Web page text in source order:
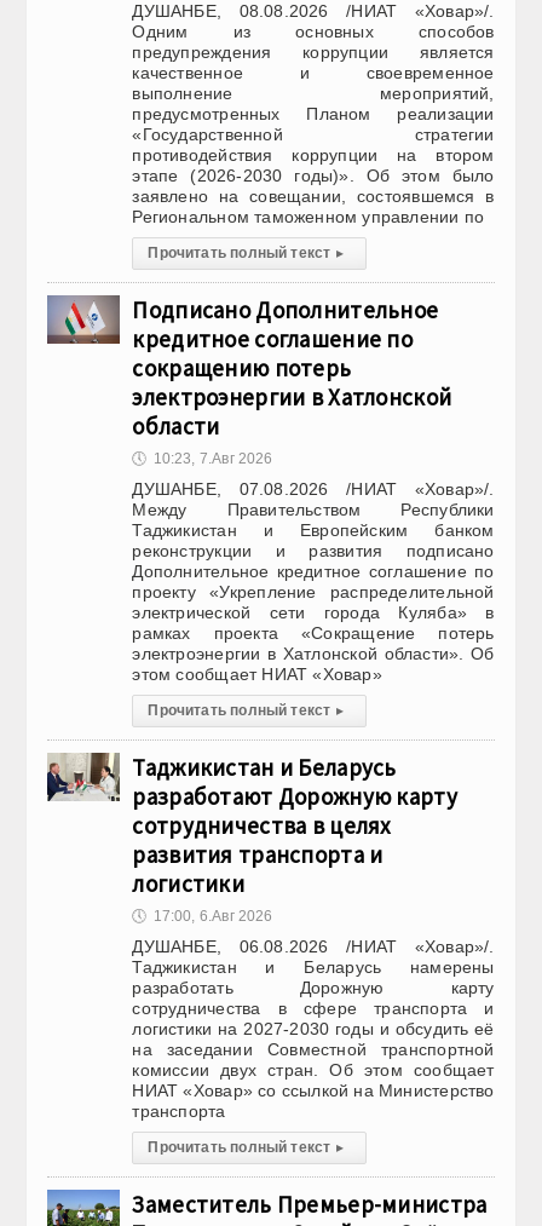
ДУШАНБЕ, 08.08.2026 /НИАТ «Ховар»/.
Одним из основных способов
предупреждения коррупции является
качественное и своевременное
выполнение мероприятий,
предусмотренных Планом реализации
«Государственной стратегии
противодействия коррупции на втором
этапе (2026-2030 годы)». Об этом было
заявлено на совещании, состоявшемся в
Региональном таможенном управлении по
Прочитать полный текст ▸
Подписано Дополнительное
кредитное соглашение по
сокращению потерь
электроэнергии в Хатлонской
области
🕔 10:23, 7.Авг 2026
ДУШАНБЕ, 07.08.2026 /НИАТ «Ховар»/.
Между Правительством Республики
Таджикистан и Европейским банком
реконструкции и развития подписано
Дополнительное кредитное соглашение по
проекту «Укрепление распределительной
электрической сети города Куляба» в
рамках проекта «Сокращение потерь
электроэнергии в Хатлонской области». Об
этом сообщает НИАТ «Ховар»
Прочитать полный текст ▸
Таджикистан и Беларусь
разработают Дорожную карту
сотрудничества в целях
развития транспорта и
логистики
🕔 17:00, 6.Авг 2026
ДУШАНБЕ, 06.08.2026 /НИАТ «Ховар»/.
Таджикистан и Беларусь намерены
разработать Дорожную карту
сотрудничества в сфере транспорта и
логистики на 2027-2030 годы и обсудить её
на заседании Совместной транспортной
комиссии двух стран. Об этом сообщает
НИАТ «Ховар» со ссылкой на Министерство
транспорта
Прочитать полный текст ▸
Заместитель Премьер-министра